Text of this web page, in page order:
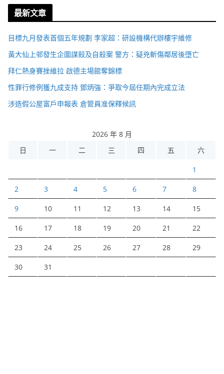
最新文章
目標九月發表首個五年規劃 李家超：研設機構代辦樓宇維修
黃大仙上邨發生企圖謀殺及自殺案 警方：疑兇斬傷鄰居後墮亡
拜仁熱身賽挫維拉 啟德主場館奪錦標
性罪行修例獲九成支持 鄧炳強：爭取今屆任期內完成立法
涉造假公屋富戶申報表 倉管員准保釋候訊
2026 年 8 月
日
一 二 三 四 五 六
1
2 3 4 5 6 7 8
9 10 11 12 13 14 15
16 17 18 19 20 21 22
23 24 25 26 27 28 29
30 31